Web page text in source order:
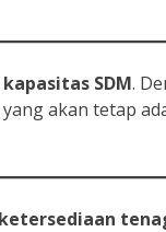
SDM.
akan tetap
ketersediaan